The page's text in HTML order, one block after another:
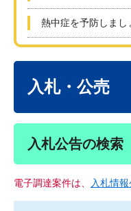
熱中症を予防しまし
入札・公売
入札公告の検索
電子調達案件は、 入札情